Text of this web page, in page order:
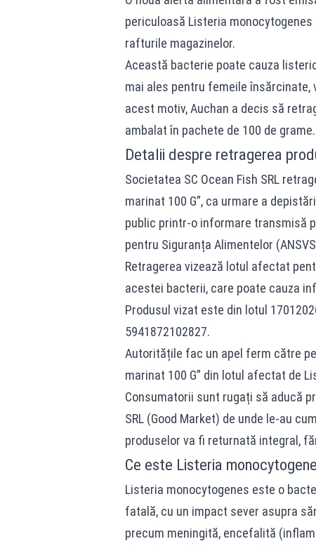
periculoasă Listeria
rafturile magazinelor.
Această bacterie poate cauza
mai ales pentru femeile
acest motiv, Auchan a decis să
ambalat în pachete de 100 de grame.
Detalii despre retragerea
Societatea SC Ocean Fish SRL
marinat 100 G”, ca urmare a
public printr-o informare transmisă
pentru Siguranța Alimentelor
Retragerea vizează lotul afectat
acestei bacterii, care poate cauza
Produsul vizat este din lotul
5941872102827.
Autoritățile fac un apel ferm către
marinat 100 G” din lotul afectat de
Consumatorii sunt rugați să aducă
SRL (Good Market) de unde le-au
produselor va fi returnată integral,
Ce este Listeria
Listeria monocytogenes este o
fatală, cu un impact sever asupra
precum meningită, encefalită